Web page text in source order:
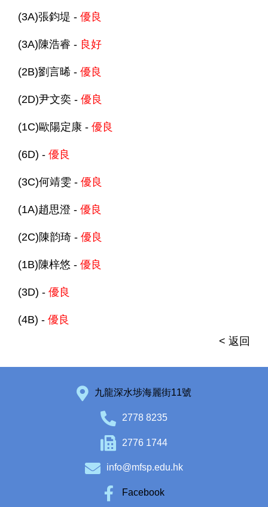
(3A)張鈞堤 - 優良
(3A)陳浩睿 - 良好
(2B)劉言晞 - 優良
(2D)尹文奕 - 優良
(1C)歐陽定康 - 優良
(6D) - 優良
(3C)何靖雯 - 優良
(1A)趙思澄 - 優良
(2C)陳韵琦 - 優良
(1B)陳梓悠 - 優良
(3D) - 優良
(4B) - 優良
< 返回
九龍深水埗海麗街11號
2778 8235
2776 1744
info@mfsp.edu.hk
Facebook